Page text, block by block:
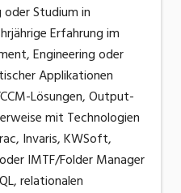
Studium in
Erfahrung im
Engineering oder
Applikationen
Lösungen, Output-
mit Technologien
Invaris, KWSoft,
IMTF/Folder Manager
relationalen